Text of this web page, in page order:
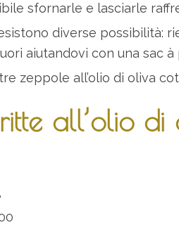
sfornarle e lasciarle
diverse possibilità:
aiutandovi con una sac à
zeppole all’olio di oliva
all’olio di